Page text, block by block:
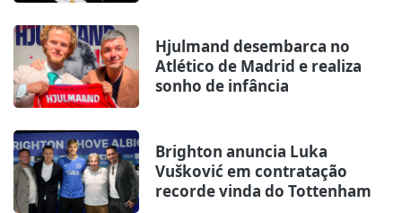
Hjulmand desembarca no
Atlético de Madrid e realiza
sonho de infância
Brighton anuncia Luka
Vušković em contratação
recorde vinda do Tottenham